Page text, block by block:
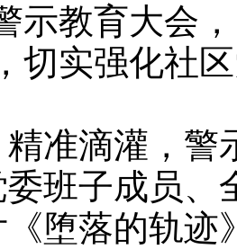
示教育大会
切实强化社
滴灌，警
委班子成员、
堕落的轨迹